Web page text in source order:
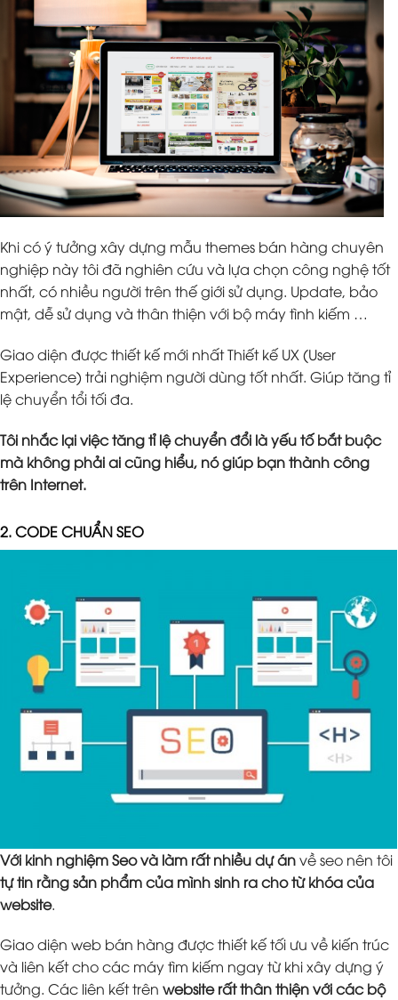
Khi có ý tưởng xây dựng mẫu themes bán hàng chuyên
nghiệp này tôi đã nghiên cứu và lựa chọn công nghệ tốt
nhất, có nhiều người trên thế giới sử dụng. Update, bảo
mật, dễ sử dụng và thân thiện với bộ máy tình kiếm …
Giao diện được thiết kế mới nhất Thiết kế UX (User
Experience) trải nghiệm người dùng tốt nhất. Giúp tăng tỉ
lệ chuyển tổi tối đa.
Tôi nhắc lại việc tăng tỉ lệ chuyển đổi là yếu tố bắt buộc
mà không phải ai cũng hiểu, nó giúp bạn thành công
trên Internet.
2. CODE CHUẨN SEO
Với kinh nghiệm Seo và làm rất nhiều dự ánvề seo nên tôi
tự tin rằng sản phẩm của mình sinh ra cho từ khóa của
website.
Giao diện web bán hàng được thiết kế tối ưu về kiến trúc
và liên kết cho các máy tìm kiếm ngay từ khi xây dựng ý
tưởng. Các liên kết trên website rất thân thiện với các bộ